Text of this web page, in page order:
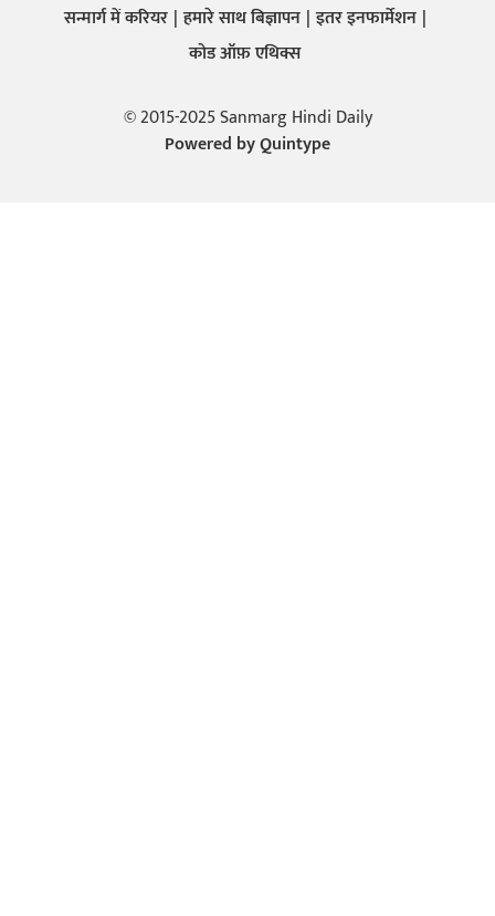
सन्मार्ग में करियर हमारे साथ बिज्ञापन इतर इनफार्मेशन
कोड ऑफ़ एथिक्स
© 2015-2025 Sanmarg Hindi Daily
Powered byQuintype